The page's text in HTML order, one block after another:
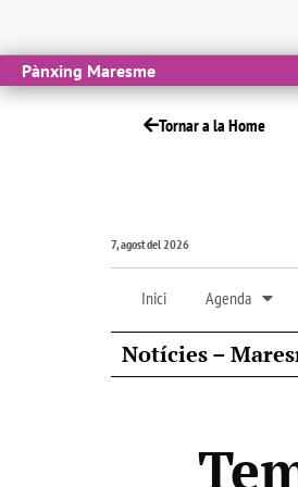
Pànxing Maresme
Tornar a la Home
7, agost del 2026
Inici Agenda
Notícies –